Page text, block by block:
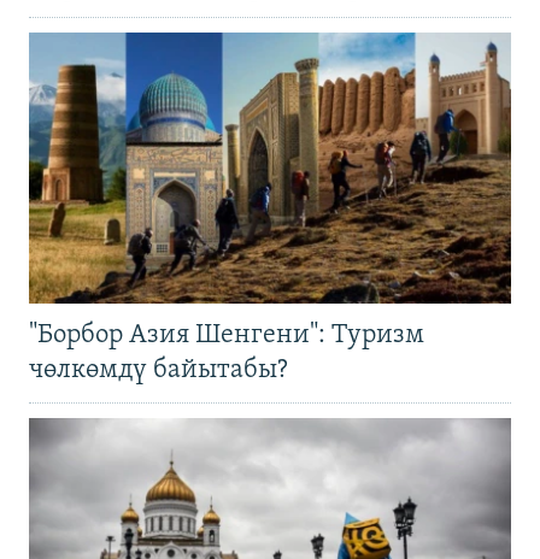
"Борбор Азия Шенгени": Туризм
чөлкөмдү байытабы?